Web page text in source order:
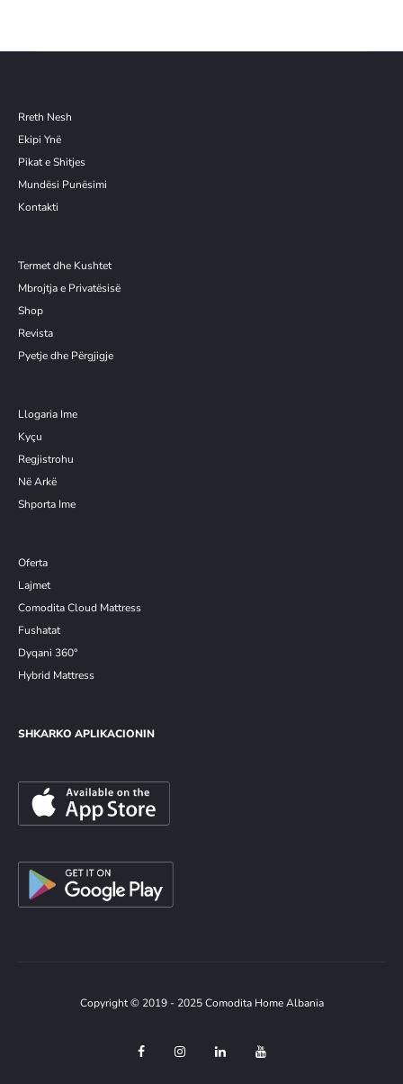
Rreth Nesh
Ekipi Ynë
Pikat e Shitjes
Mundësi Punësimi
Kontakti
Termet dhe Kushtet
Mbrojtja e Privatësisë
Shop
Revista
Pyetje dhe Përgjigje
Llogaria Ime
Kyçu
Regjistrohu
Në Arkë
Shporta Ime
Oferta
Lajmet
Comodita Cloud Mattress
Fushatat
Dyqani 360°
Hybrid Mattress
SHKARKO APLIKACIONIN
Copyright © 2019 - 2025 Comodita Home Albania
F
I
L
Y